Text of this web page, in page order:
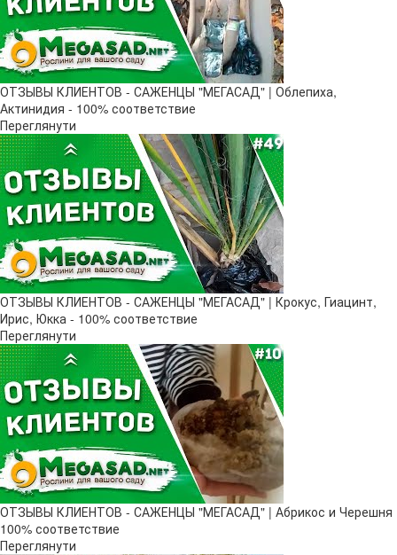
ОТЗЫВЫ КЛИЕНТОВ - САЖЕНЦЫ "МЕГАСАД" | Облепиха,
Актинидия - 100% соответствие
Переглянути
ОТЗЫВЫ КЛИЕНТОВ - САЖЕНЦЫ "МЕГАСАД" | Крокус, Гиацинт,
Ирис, Юкка - 100% соответствие
Переглянути
ОТЗЫВЫ КЛИЕНТОВ - САЖЕНЦЫ "МЕГАСАД" | Абрикос и Черешня
100% соответствие
Переглянути